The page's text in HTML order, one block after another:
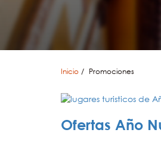
Inicio Promociones
Ofertas Año